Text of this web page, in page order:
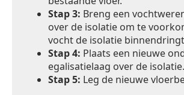
Stap 3: Breng een
over de isolatie om te
vocht de isolatie
Stap 4: Plaats een nieuwe
egalisatielaag over de isolatie.
Stap 5: Leg de nieuwe